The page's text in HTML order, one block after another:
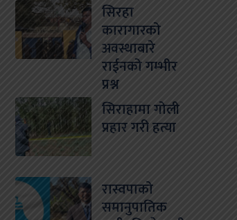
सिरहा
कारागारको
अवस्थाबारे
राईनको गम्भीर
प्रश्न
सिराहामा गोली
प्रहार गरी हत्या
रास्वपाको
समानुपातिक